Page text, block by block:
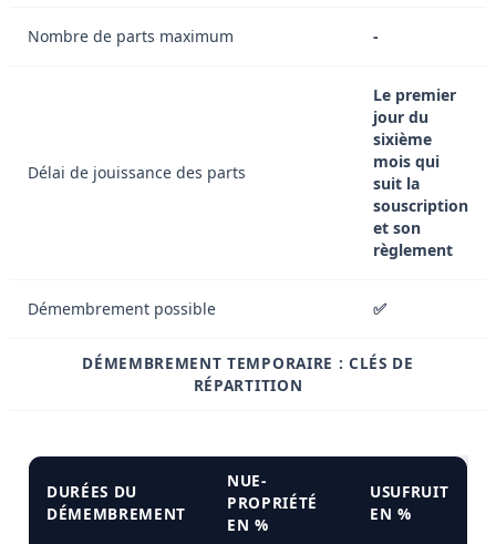
Nombre de parts maximum -
Délai de jouissance des parts
Le premier
jour du
sixième
mois qui
suit la
souscription
et son
règlement
Démembrement possible ✅
DÉMEMBREMENT TEMPORAIRE : CLÉS DE
RÉPARTITION
DURÉES DU
DÉMEMBREMENT
NUE-
PROPRIÉTÉ
EN %
USUFRUIT
EN %